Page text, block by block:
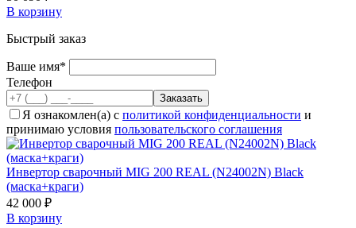
В корзину
Быстрый заказ
Ваше имя*
Телефон
Я ознакомлен(а) с политикой конфиденциальности и
принимаю условия пользовательского соглашения
Инвертор сварочный MIG 200 REAL (N24002N) Black
(маска+краги)
42 000 ₽
В корзину